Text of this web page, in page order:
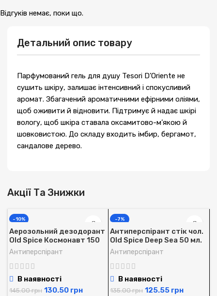
Детальний опис товару
Парфумований гель для душу Tesori D’Oriente не
сушить шкіру, залишає інтенсивний і спокусливий
аромат. Збагачений ароматичними ефірними оліями,
щоб оживити й відновити. Підтримує й надає шкірі
вологу, щоб шкіра ставала оксамитово-м’якою й
шовковистою. До складу входить імбир, бергамот,
сандалове дерево.
Відгуків немає, поки що.
Акції Та Знижки
-10%
Аерозольний дезодорант
Old Spice Космонавт 150
мл.
Антиперспірант
В наявності
145.00грн 130.50 грн
-7%
Антиперспірант стік чол.
Old Spice Deep Sea 50 мл.
Антиперспірант
В наявності
135.00грн 125.55 грн